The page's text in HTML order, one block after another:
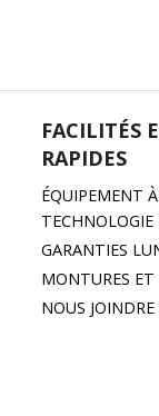
FACILITÉS
RAPIDES
ÉQUIPEMENT
TECHNOLOGIE
GARANTIES
MONTURES ET
NOUS JOINDRE